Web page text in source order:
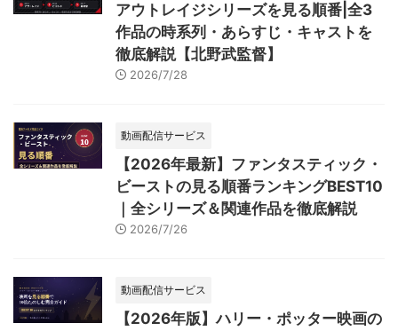
アウトレイジシリーズを見る順番|全3
作品の時系列・あらすじ・キャストを
徹底解説【北野武監督】
2026/7/28
動画配信サービス
【2026年最新】ファンタスティック・
ビーストの見る順番ランキングBEST10
｜全シリーズ＆関連作品を徹底解説
2026/7/26
動画配信サービス
【2026年版】ハリー・ポッター映画の